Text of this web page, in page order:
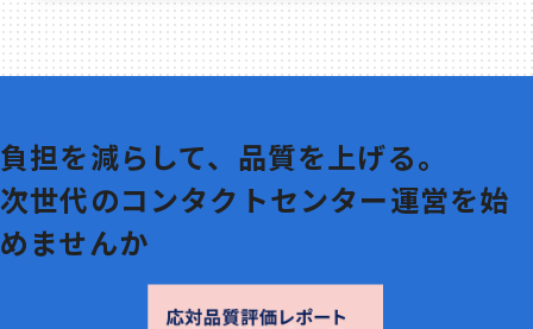
負担を減らして、品質を上げる。
次世代のコンタクトセンター運営を始
めませんか